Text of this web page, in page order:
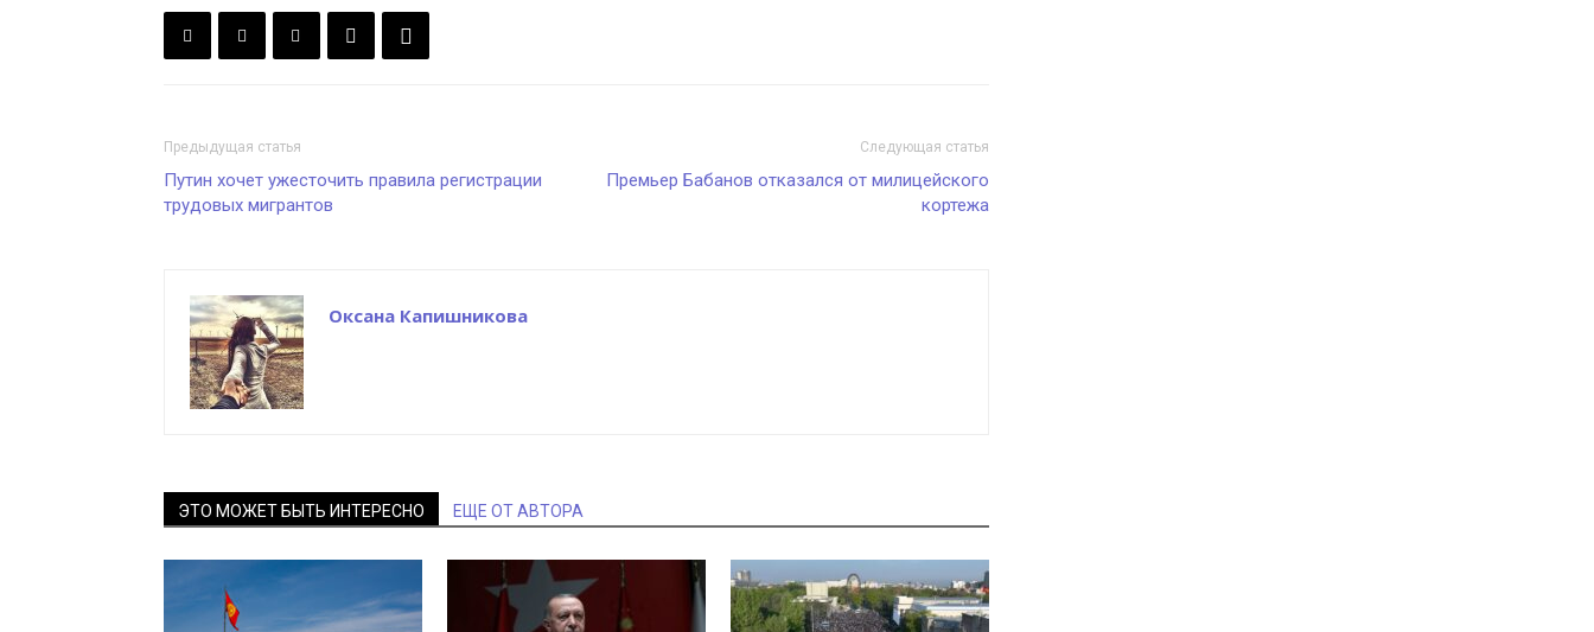
Предыдущая статья
Путин хочет ужесточить правила регистрации
трудовых мигрантов
Следующая статья
Премьер Бабанов отказался от милицейского
кортежа
Оксана Капишникова
ЭТО МОЖЕТ БЫТЬ ИНТЕРЕСНО ЕЩЕ ОТ АВТОРА